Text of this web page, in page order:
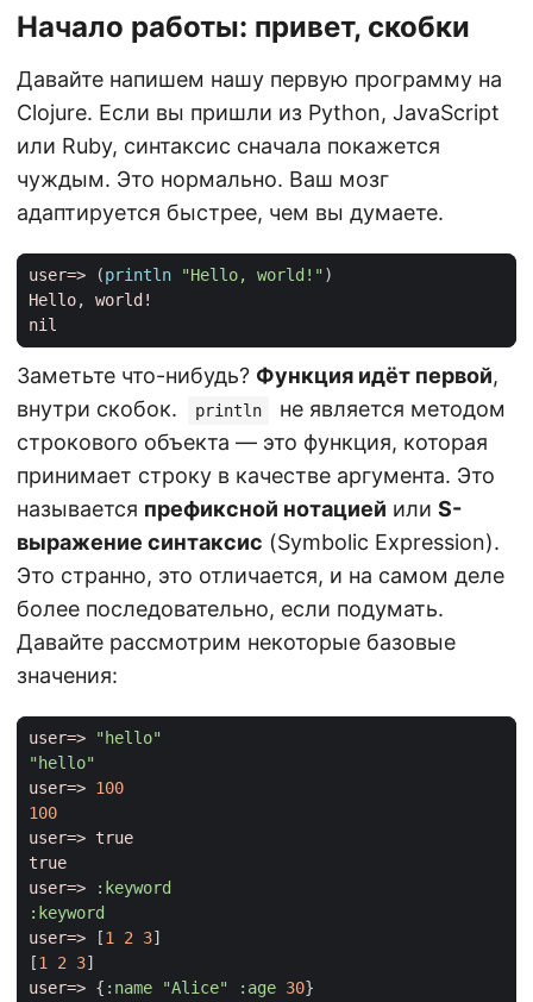
Начало работы: привет, скобки
Давайте напишем нашу первую программу на
Clojure. Если вы пришли из Python, JavaScript
или Ruby, синтаксис сначала покажется
чуждым. Это нормально. Ваш мозг
адаптируется быстрее, чем вы думаете.
user=> (println "Hello, world!")
Hello, world!
nil
Заметьте что-нибудь? Функция идёт первой,
внутри скобок.
println
не является методом
строкового объекта — это функция, которая
принимает строку в качестве аргумента. Это
называется префиксной нотацией или S-
выражение синтаксис (Symbolic Expression).
Это странно, это отличается, и на самом деле
более последовательно, если подумать.
Давайте рассмотрим некоторые базовые
значения:
user=>
"hello"
"hello"
user=> 100
100
user=> true
true
user=>
:keyword
:keyword
user=>
[1 2 3]
[1 2 3]
user=> { :name "Alice" :age 30}